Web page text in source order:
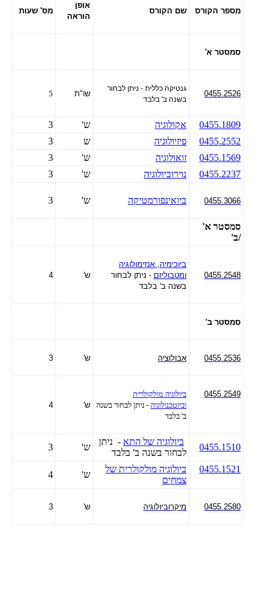
מס' שעות
אופן
הוראה
שם הקורס מספר הקורס
סמסטר א'
5 שו"ת
גנטיקה כללית - ניתן לבחור
בשנה ב' בלבד
0455.2526
3 ש' אקולוגיה
0455.1809
3
ש פיזיולוגיה
0455.2552
3
ש' זואולוגיה
0455.1569
3
ש' נוירוביולוגיה 0455.2237
3 ש' ביואינפורמטיקה 0455.3066
סמסטר א'
/ב'
4 ש'
ביוכימיה, אנזימולוגיה
ומטבוליזם - ניתן לבחור
בשנה ב' בלבד
0455.2548
סמסטר ב'
3 ש' אבולוציה 0455.2536
4 ש'
ביולוגיה מולקולרית
וביוטכנולוגיה - ניתן לבחור בשנה
ב' בלבד
0455.2549
3 ש'
ביולוגיה של התא - ניתן
לבחור בשנה ב' בלבד
0455.1510
4 ש'
ביולוגיה מולקולרית של
צמחים
0455.1521
3 ש' מיקרוביולוגיה 0455.2580